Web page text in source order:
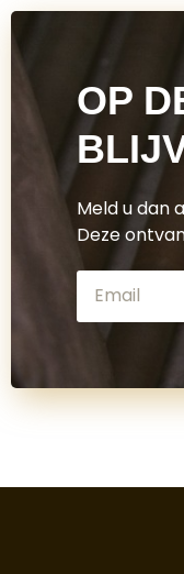
OP
Meld u dan
Deze